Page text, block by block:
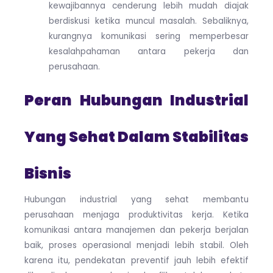
kewajibannya cenderung lebih mudah diajak
berdiskusi ketika muncul masalah. Sebaliknya,
kurangnya komunikasi sering memperbesar
kesalahpahaman antara pekerja dan
perusahaan.
Peran Hubungan Industrial
Yang Sehat Dalam Stabilitas
Bisnis
Hubungan industrial yang sehat membantu
perusahaan menjaga produktivitas kerja. Ketika
komunikasi antara manajemen dan pekerja berjalan
baik, proses operasional menjadi lebih stabil. Oleh
karena itu, pendekatan preventif jauh lebih efektif